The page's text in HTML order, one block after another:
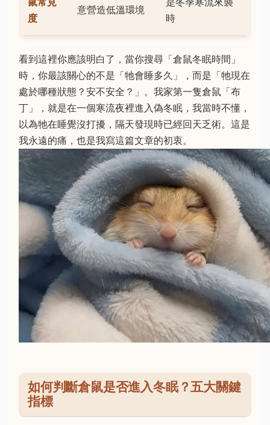
度
意營造低溫環境
時
看到這裡你應該明白了，當你搜尋「倉鼠冬眠時間」
時，你最該關心的不是「牠會睡多久」，而是「牠現在
處於哪種狀態？安不安全？」。我家第一隻倉鼠「布
丁」，就是在一個寒流夜裡進入偽冬眠，我當時不懂，
以為牠在睡覺沒打擾，隔天發現時已經回天乏術。這是
我永遠的痛，也是我寫這篇文章的初衷。
如何判斷倉鼠是否進入冬眠？五大關鍵
指標